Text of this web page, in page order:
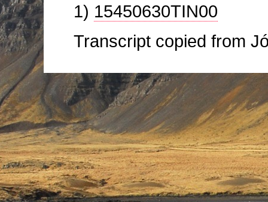
1) 15450630TIN00
Transcript copied from